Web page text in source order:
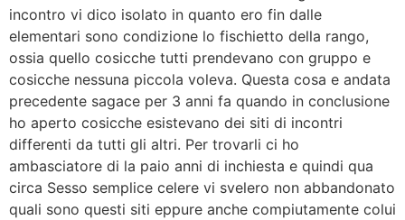
incontro vi dico isolato in quanto ero fin dalle
elementari sono condizione lo fischietto della rango,
ossia quello cosicche tutti prendevano con gruppo e
cosicche nessuna piccola voleva. Questa cosa e andata
precedente sagace per 3 anni fa quando in conclusione
ho aperto cosicche esistevano dei siti di incontri
differenti da tutti gli altri. Per trovarli ci ho
ambasciatore di la paio anni di inchiesta e quindi qua
circa Sesso semplice celere vi svelero non abbandonato
quali sono questi siti eppure anche compiutamente colui